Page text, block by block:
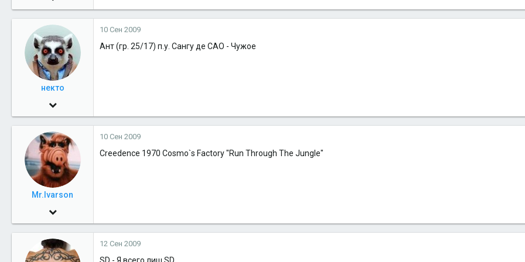
12,822
38
nord-nord-east
некто
2 Июн 2009
724
16
10 Сен 2009
Ант (гр. 25/17) п.у. Сангу де САО - Чужое
Mr.Ivarson
21 Окт 2005
12,822
10 Сен 2009
Creedence 1970 Cosmo`s Factory "Run Through The Jungle"
12 Сен 2009